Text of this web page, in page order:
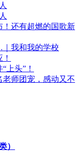
！还有超燃的国歌新
我和我的学校
上头”！
老师团宠，感动又不
）